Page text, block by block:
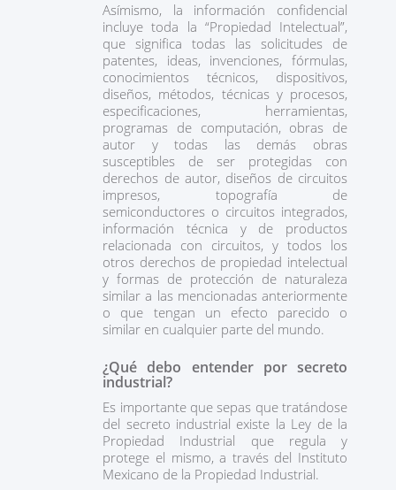
Asímismo, la información confidencial
incluye toda la “Propiedad Intelectual”,
que significa todas las solicitudes de
patentes, ideas, invenciones, fórmulas,
conocimientos técnicos, dispositivos,
diseños, métodos, técnicas y procesos,
especificaciones, herramientas,
programas de computación, obras de
autor y todas las demás obras
susceptibles de ser protegidas con
derechos de autor, diseños de circuitos
impresos, topografía de
semiconductores o circuitos integrados,
información técnica y de productos
relacionada con circuitos, y todos los
otros derechos de propiedad intelectual
y formas de protección de naturaleza
similar a las mencionadas anteriormente
o que tengan un efecto parecido o
similar en cualquier parte del mundo.
¿Qué debo entender por secreto
industrial?
Es importante que sepas que tratándose
del secreto industrial existe la Ley de la
Propiedad Industrial que regula y
protege el mismo, a través del Instituto
Mexicano de la Propiedad Industrial.